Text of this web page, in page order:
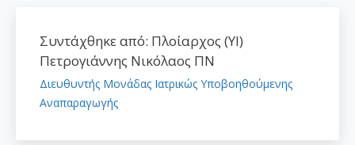
Συντάχθηκε από: Πλοίαρχος (ΥΙ)
Πετρογιάννης Νικόλαος ΠΝ
Διευθυντής Μονάδας Ιατρικώς Υποβοηθούμενης
Αναπαραγωγής